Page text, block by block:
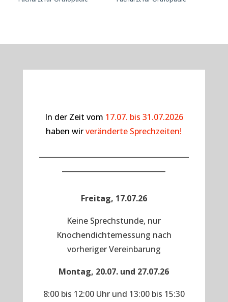
In der Zeit vom 17.07. bis 31.07.2026
haben wirveränderte Sprechzeiten!
Freitag, 17.07.26
Keine Sprechstunde, nur
Knochendichtemessung nach
vorheriger Vereinbarung
Montag, 20.07. und 27.07.26
8:00 bis 12:00 Uhr und 13:00 bis 15:30